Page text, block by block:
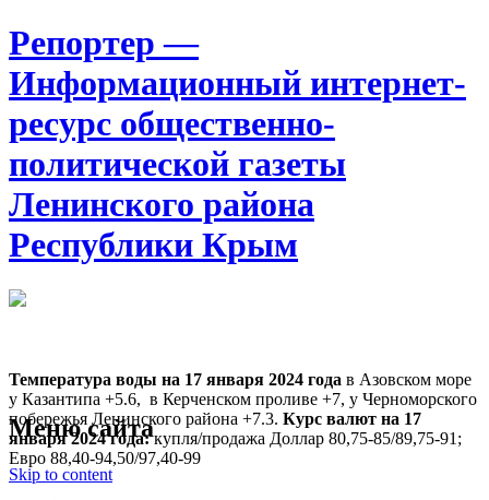
Репортер —
Информационный интернет-
ресурс общественно-
политической газеты
Ленинского района
Республики Крым
Температура воды на 17 января 2024 года в Азовском море
у Казантипа +5.6, в Керченском проливе +7, у Черноморского
побережья Ленинского района +7.3. Курс валют на 17
января 2024 года:купля/продажа Доллар 80,75-85/89,75-91;
Евро 88,40-94,50/97,40-99
Меню сайта
Skip to content